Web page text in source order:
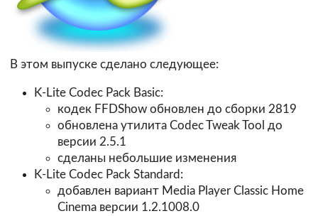
В этом выпуске сделано следующее:
K-Lite Codec Pack Basic:
кодек FFDShow обновлен до сборки 2819
обновлена утилита Codec Tweak Tool до
версии 2.5.1
сделаны небольшие изменения
K-Lite Codec Pack Standard:
добавлен вариант Media Player Classic Home
Cinema версии 1.2.1008.0